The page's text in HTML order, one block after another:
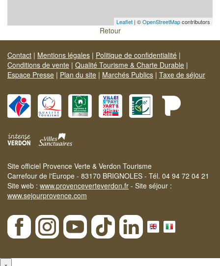
Leaflet | ©OpenStreetMapcontributors
Retour
Contact | Mentions légales | Politique de confidentialité |
Conditions de vente | Qualité Tourisme & Charte Durable |
Espace Presse | Plan du site | Marchés Publics | Taxe de séjour
Site officiel Provence Verte & Verdon Tourisme
Carrefour de l'Europe - 83170 BRIGNOLES - Tél. 04 94 72 04 21
Site web : www.provenceverteverdon.fr - Site séjour :
www.sejourprovence.com